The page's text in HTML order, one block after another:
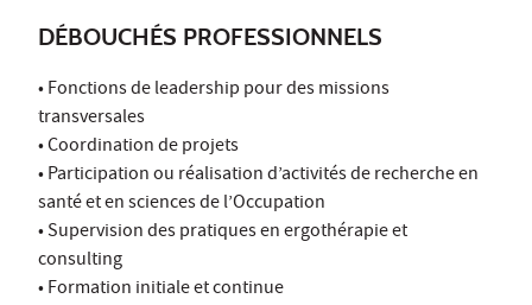
DÉBOUCHÉS PROFESSIONNELS
• Fonctions de leadership pour des missions
transversales
• Coordination de projets
• Participation ou réalisation d’activités de recherche en
santé et en sciences de l’Occupation
• Supervision des pratiques en ergothérapie et
consulting
• Formation initiale et continue